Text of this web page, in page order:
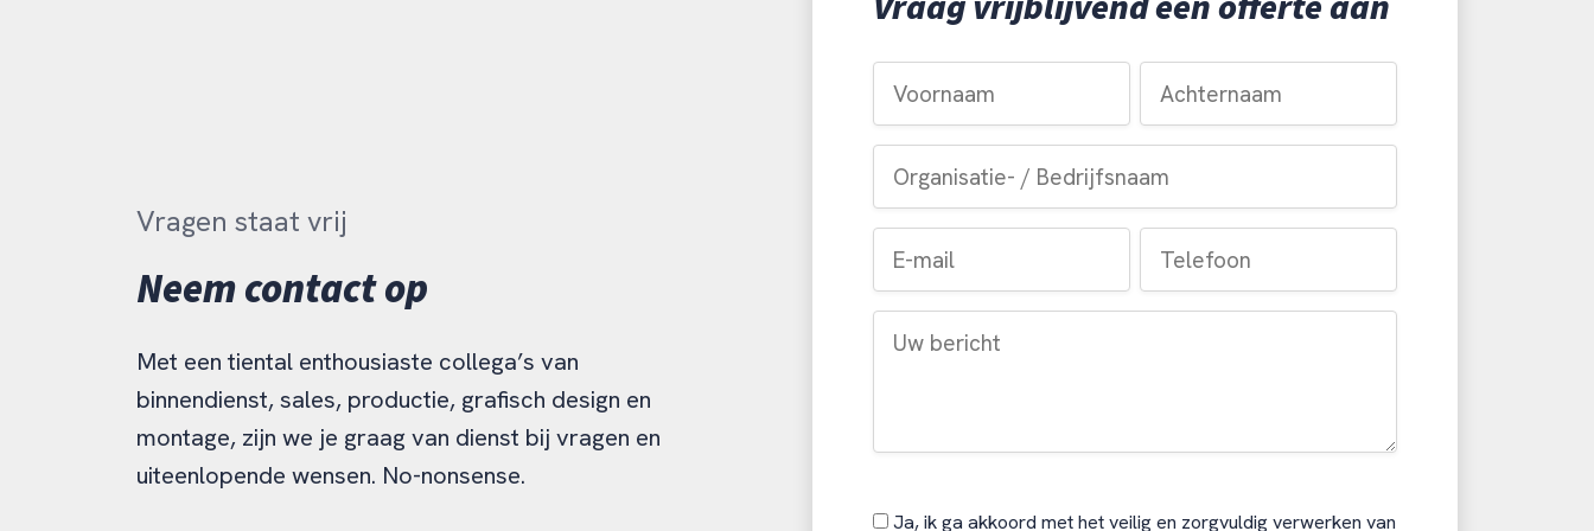
Vragen staat vrij
Neem contact op
Met een tiental enthousiaste collega’s van
binnendienst, sales, productie, grafisch design en
montage, zijn we je graag van dienst bij vragen en
uiteenlopende wensen. No-nonsense.
Ja, ik ga akkoord met het veilig en zorgvuldig verwerken van